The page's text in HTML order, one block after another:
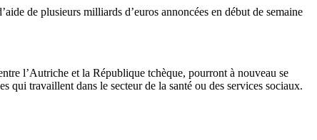
de plusieurs milliards d’euros annoncées en début de semaine
l’Autriche et la République tchèque, pourront à nouveau se
qui travaillent dans le secteur de la santé ou des services sociaux.